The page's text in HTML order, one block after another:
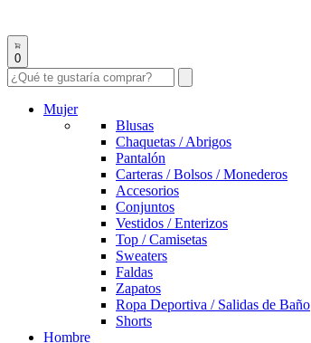
0
Mujer
Blusas
Chaquetas / Abrigos
Pantalón
Carteras / Bolsos / Monederos
Accesorios
Conjuntos
Vestidos / Enterizos
Top / Camisetas
Sweaters
Faldas
Zapatos
Ropa Deportiva / Salidas de Baño
Shorts
Hombre